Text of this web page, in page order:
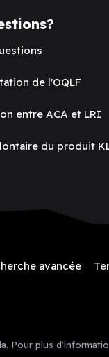
de l'OQLF
entre ACA et LRI
du produit
avancée
Pour plus